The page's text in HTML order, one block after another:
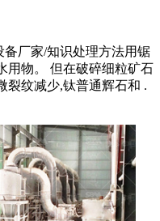
备厂家/知识处理方法用锯
用物。 但在破碎细粒矿石
裂纹减少,钛普通辉石和 .